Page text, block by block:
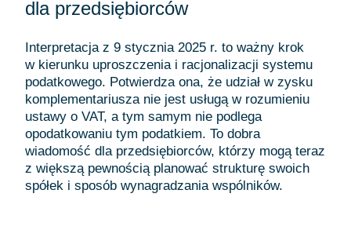
dla przedsiębiorców
Interpretacja z 9 stycznia 2025 r. to ważny krok
w kierunku uproszczenia i racjonalizacji systemu
podatkowego. Potwierdza ona, że udział w zysku
komplementariusza nie jest usługą w rozumieniu
ustawy o VAT, a tym samym nie podlega
opodatkowaniu tym podatkiem. To dobra
wiadomość dla przedsiębiorców, którzy mogą teraz
z większą pewnością planować strukturę swoich